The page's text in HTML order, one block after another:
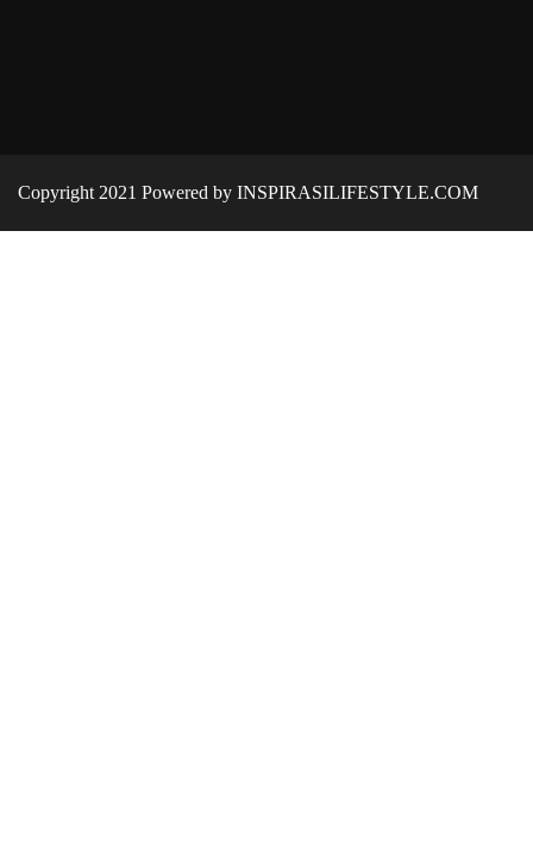
Copyright 2021 Powered by INSPIRASILIFESTYLE.COM